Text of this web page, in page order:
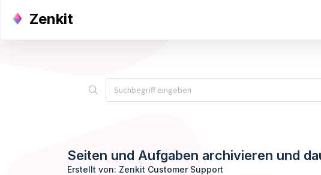
Zenkit
Seiten und Aufgaben archivieren und
Erstellt von: Zenkit Customer Support